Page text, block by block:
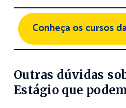
Conheça os cursos
Outras dúvidas
Estágio que